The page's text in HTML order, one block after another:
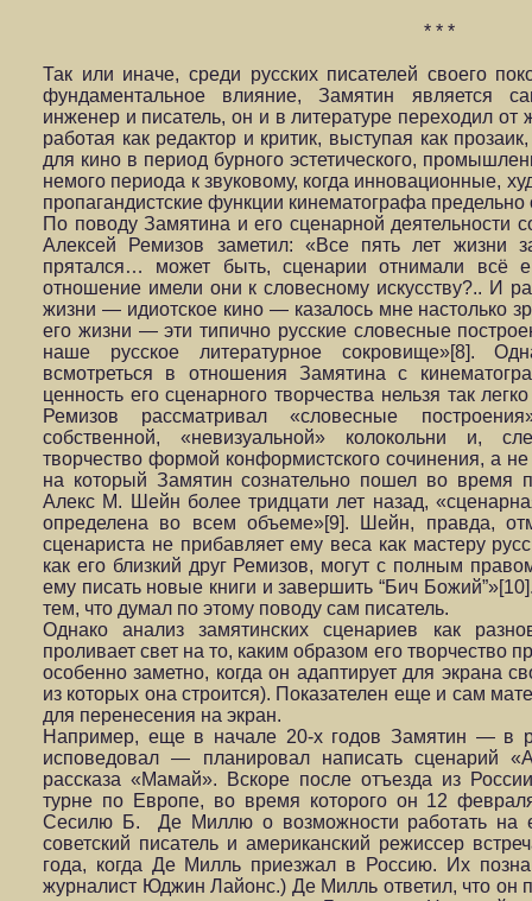
* * *
Так или иначе, среди русских писателей своего
фундаментальное влияние, Замятин является
инженер и писатель, он и в литературе переходил
работая как редактор и критик, выступая как
для кино в период бурного эстетического,
немого периода к звуковому, когда инновационные,
пропагандистские функции кинематографа предельно
По поводу Замятина и его сценарной деятельности
Алексей Ремизов заметил: «Все пять лет жизни
прятался… может быть, сценарии отнимали всё
отношение имели они к словесному искусству?.. И
жизни — идиотское кино — казалось мне настолько
его жизни — эти типично русские словесные
наше русское литературное сокровище»[8].
всмотреться в отношения Замятина с
ценность его сценарного творчества нельзя так
Ремизов рассматривал «словесные
собственной, «невизуальной» колокольни и,
творчество формой конформистского сочинения, а
на который Замятин сознательно пошел во время
Алекс М. Шейн более тридцати лет назад,
определена во всем объеме»[9]. Шейн, правда,
сценариста не прибавляет ему веса как мастеру
как его близкий друг Ремизов, могут с полным
ему писать новые книги и завершить “Бич
тем, что думал по этому поводу сам писатель.
Однако анализ замятинских сценариев как
проливает свет на то, каким образом его творчество
особенно заметно, когда он адаптирует для экрана
из которых она строится). Показателен еще и сам
для перенесения на экран.
Например, еще в начале 20-х годов Замятин — в
исповедовал — планировал написать сценарий
рассказа «Мамай». Вскоре после отъезда из
турне по Европе, во время которого он 12
Сесилю Б. Де Миллю о возможности работать на
советский писатель и американский режиссер
года, когда Де Милль приезжал в Россию. Их
журналист Юджин Лайонс.) Де Милль ответил, что он